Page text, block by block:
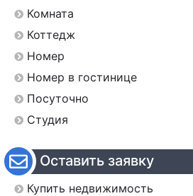
Комната
Коттедж
Номер
Номер в гостинице
Посуточно
Студия
Оставить заявку
Купить недвижимость